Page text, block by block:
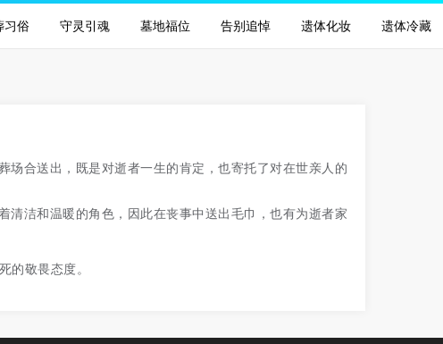
习俗 守灵引魂 墓地福位 告别追悼 遗体化妆 遗体冷藏
场合送出，既是对逝者一生的肯定，也寄托了对在世亲人的
清洁和温暖的角色，因此在丧事中送出毛巾，也有为逝者家
敬畏态度。